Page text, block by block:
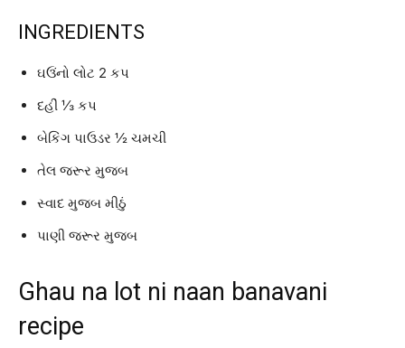
INGREDIENTS
ઘઉંનો લોટ 2 કપ
દહીં ⅓ કપ
બેકિંગ પાઉડર ½ ચમચી
તેલ જરૂર મુજબ
સ્વાદ મુજબ મીઠું
પાણી જરૂર મુજબ
Ghau na lot ni naan banavani
recipe